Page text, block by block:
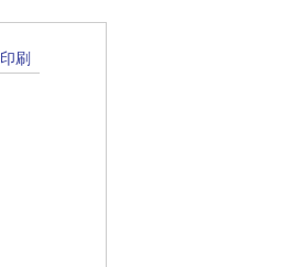
印刷